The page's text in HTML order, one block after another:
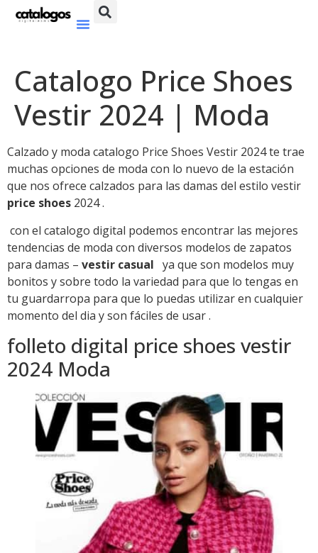
Catalogo Price Shoes
Vestir 2024 | Moda
Calzado y moda catalogo Price Shoes Vestir 2024 te trae
muchas opciones de moda con lo nuevo de la estación
que nos ofrece calzados para las damas del estilo vestir
price shoes 2024 .
con el catalogo digital podemos encontrar las mejores
tendencias de moda con diversos modelos de zapatos
para damas – vestir casual ya que son modelos muy
bonitos y sobre todo la variedad para que lo tengas en
tu guardarropa para que lo puedas utilizar en cualquier
momento del dia y son fáciles de usar .
folleto digital price shoes vestir
2024 Moda